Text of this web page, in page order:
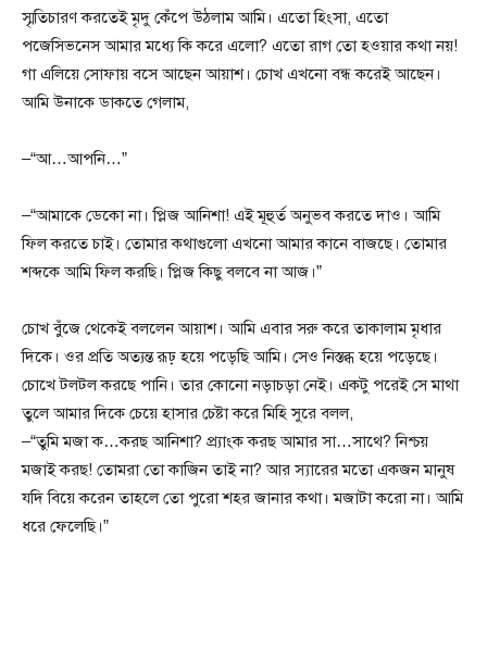
স্মৃতিচারণ করতেই মৃদু কেঁপে উঠলাম আমি। এতো হিংসা, এতো
পজেসিভনেস আমার মধ্যে কি করে এলো? এতো রাগ তো হওয়ার কথা নয়!
গা এলিয়ে সোফায় বসে আছেন আয়াশ। চোখ এখনো বন্ধ করেই আছেন।
আমি উনাকে ডাকতে গেলাম,
–“আ…আপনি…”
–“আমাকে ডেকো না। প্লিজ আনিশা! এই মূহুর্ত অনুভব করতে দাও। আমি
ফিল করতে চাই। তোমার কথাগুলো এখনো আমার কানে বাজছে। তোমার
শব্দকে আমি ফিল করছি। প্লিজ কিছু বলবে না আজ।”
চোখ বুঁজে থেকেই বললেন আয়াশ। আমি এবার সরু করে তাকালাম মৃধার
দিকে। ওর প্রতি অত্যন্ত রূঢ় হয়ে পড়েছি আমি। সেও নিস্তব্ধ হয়ে পড়েছে।
চোখে টলটল করছে পানি। তার কোনো নড়াচড়া নেই। একটু পরেই সে মাথা
তুলে আমার দিকে চেয়ে হাসার চেষ্টা করে মিহি সুরে বলল,
–“তুমি মজা ক…করছ আনিশা? প্র্যাংক করছ আমার সা…সাথে? নিশ্চয়
মজাই করছ! তোমরা তো কাজিন তাই না? আর স্যারের মতো একজন মানুষ
যদি বিয়ে করেন তাহলে তো পুরো শহর জানার কথা। মজাটা করো না। আমি
ধরে ফেলেছি।”